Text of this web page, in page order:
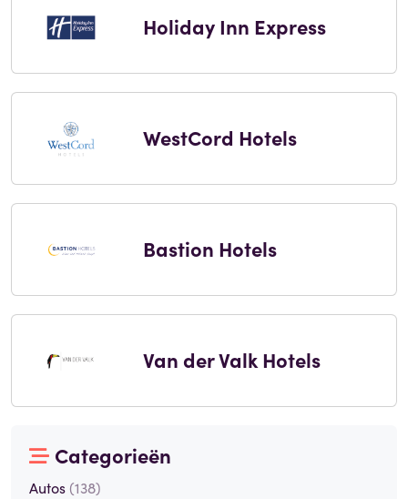
Holiday Inn Express
WestCord Hotels
Bastion Hotels
Van der Valk Hotels
Categorieën
Autos (138)